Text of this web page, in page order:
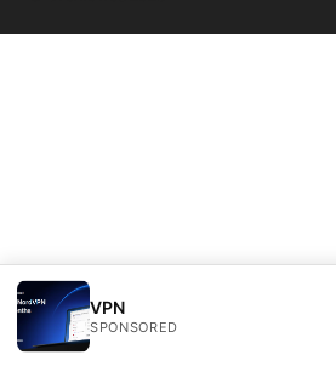
VPN
SPONSORED